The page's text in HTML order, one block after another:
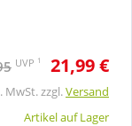
UVP 1 21,99 €
MwSt. zzgl.Versand
Artikel auf Lager